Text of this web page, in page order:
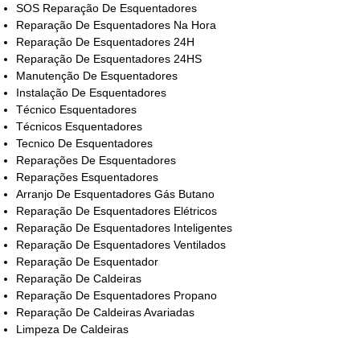
SOS Reparação De Esquentadores
Reparação De Esquentadores Na Hora
Reparação De Esquentadores 24H
Reparação De Esquentadores 24HS
Manutenção De Esquentadores
Instalação De Esquentadores
Técnico Esquentadores
Técnicos Esquentadores
Tecnico De Esquentadores
Reparações De Esquentadores
Reparações Esquentadores
Arranjo De Esquentadores Gás Butano
Reparação De Esquentadores Elétricos
Reparação De Esquentadores Inteligentes
Reparação De Esquentadores Ventilados
Reparação De Esquentador
Reparação De Caldeiras
Reparação De Esquentadores Propano
Reparação De Caldeiras Avariadas
Limpeza De Caldeiras